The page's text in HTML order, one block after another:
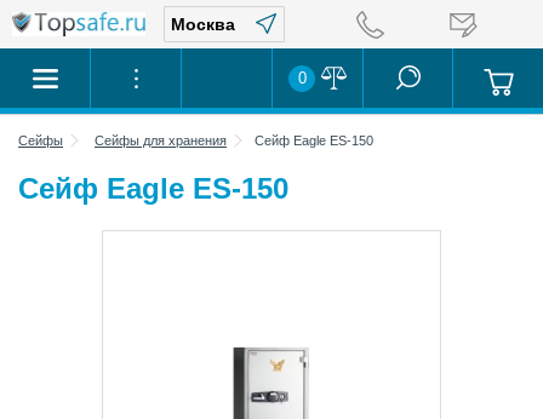
0
Сейфы Сейфы для хранения Сейф Eagle ES-150
Сейф Eagle ES-150